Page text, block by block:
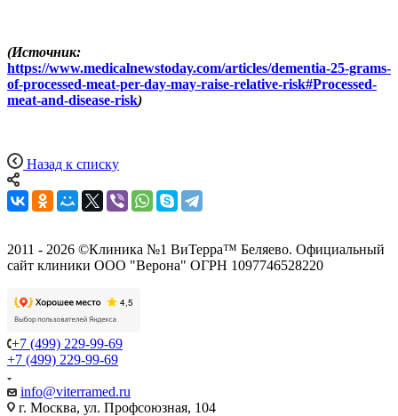
(Источник:
https://www.medicalnewstoday.com/articles/dementia-25-grams-
of-processed-meat-per-day-may-raise-relative-risk#Processed-
meat-and-disease-risk)
Назад к списку
2011 - 2026 ©Клиника №1 ВиТерра™ Беляево. Официальный
сайт клиники ООО "Верона" ОГРН 1097746528220
+7 (499) 229-99-69
+7 (499) 229-99-69
info@viterramed.ru
г. Москва, ул. Профсоюзная, 104